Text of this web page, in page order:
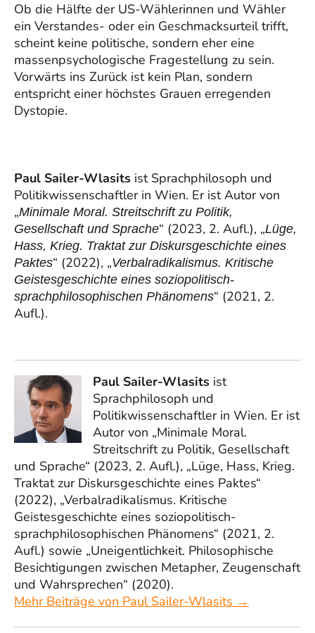
Ob die Hälfte der US-Wählerinnen und Wähler
ein Verstandes- oder ein Geschmacksurteil trifft,
scheint keine politische, sondern eher eine
massenpsychologische Fragestellung zu sein.
Vorwärts ins Zurück ist kein Plan, sondern
entspricht einer höchstes Grauen erregenden
Dystopie.
Paul Sailer-Wlasits ist Sprachphilosoph und
Politikwissenschaftler in Wien. Er ist Autor von
„Minimale Moral. Streitschrift zu Politik,
Gesellschaft und Sprache“ (2023, 2. Aufl.), „Lüge,
Hass, Krieg. Traktat zur Diskursgeschichte eines
Paktes“ (2022), „Verbalradikalismus. Kritische
Geistesgeschichte eines soziopolitisch-
sprachphilosophischen Phänomens“ (2021, 2.
Aufl.).
Paul Sailer-Wlasits ist
Sprachphilosoph und
Politikwissenschaftler in Wien. Er ist
Autor von „Minimale Moral.
Streitschrift zu Politik, Gesellschaft
und Sprache“ (2023, 2. Aufl.), „Lüge, Hass, Krieg.
Traktat zur Diskursgeschichte eines Paktes“
(2022), „Verbalradikalismus. Kritische
Geistesgeschichte eines soziopolitisch-
sprachphilosophischen Phänomens“ (2021, 2.
Aufl.) sowie „Uneigentlichkeit. Philosophische
Besichtigungen zwischen Metapher, Zeugenschaft
und Wahrsprechen“ (2020).
Mehr Beiträge von Paul Sailer-Wlasits →